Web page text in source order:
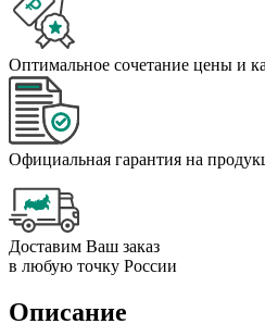
Оптимальное сочетание цены и
Официальная гарантия на
Доставим Ваш заказ
в любую точку России
Описание